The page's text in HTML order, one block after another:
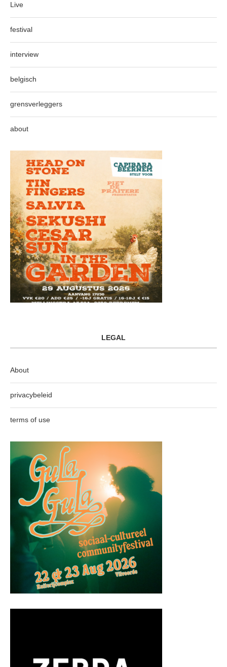
Live
festival
interview
belgisch
grensverleggers
about
LEGAL
About
privacybeleid
terms of use